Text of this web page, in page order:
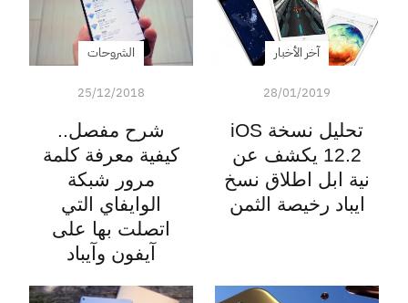
آخر الأخبار
28/01/2019
تحليل نسخة iOS
12.2 يكشف عن
نية ابل اطلاق نسخ
ايباد رخيصة الثمن
الشروحات
25/12/2018
شرح مفصل..
كيفية معرفة كلمة
مرور شبكة
الوايفاي التي
اتصلت بها على
آيفون وآيباد